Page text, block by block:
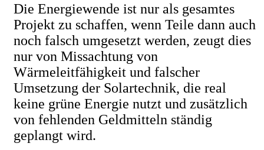
Die Energiewende ist nur als gesamtes
Projekt zu schaffen, wenn Teile dann auch
noch falsch umgesetzt werden, zeugt dies
nur von Missachtung von
Wärmeleitfähigkeit und falscher
Umsetzung der Solartechnik, die real
keine grüne Energie nutzt und zusätzlich
von fehlenden Geldmitteln ständig
geplangt wird.